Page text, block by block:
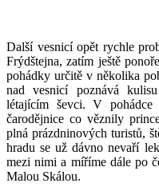
Další vesnicí opět rychle
Frýdštejna, zatím ještě
pohádky určitě v několika
nad vesnicí poznává
létajícím ševci. V
čarodějnice co věznily
plná prázdninových turistů,
hradu se už dávno nevaří
mezi nimi a míříme dále po
Malou Skálou.